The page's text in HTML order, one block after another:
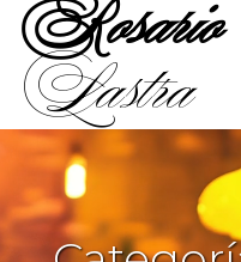
Rosario
Lastra